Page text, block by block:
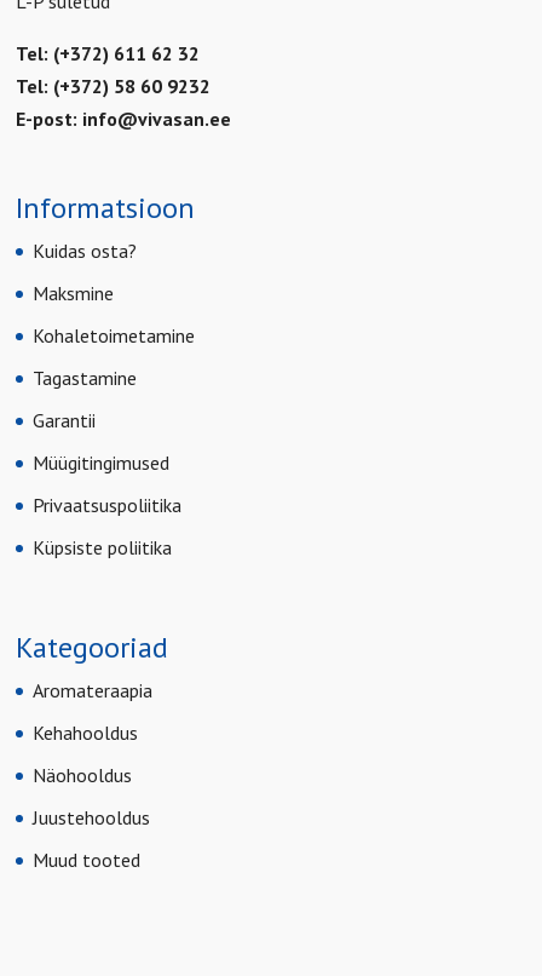
Tel: (+372) 611 62 32
Tel: (+372) 58 60 9232
E-post: info@vivasan.ee
Informatsioon
Kuidas osta?
Maksmine
Kohaletoimetamine
Tagastamine
Garantii
Müügitingimused
Privaatsuspoliitika
Küpsiste poliitika
Kategooriad
Aromateraapia
Kehahooldus
Näohooldus
Juustehooldus
Muud tooted